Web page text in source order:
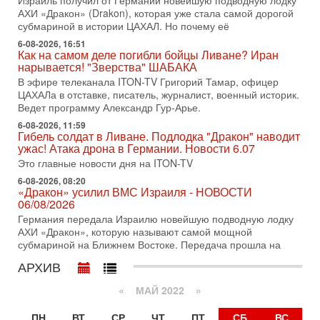
31-07-2026, 17:00
Тайны закрытых дверей: о чём на самом деле
молчат Трамп и Нетаньяху?
Недавний визит премьер-министра Израиля Биньямина
Нетаньяху в США и его встреча с Дональдом Трампом
оставили больше вопросов, чем ответов. Полная
31-07-2026, 15:18
Иран готовит покушение на Нетаниягу! Трамп не
хочет эскалации, но КСИР готовит взрыв!
В эфире телеканала ITON-TV СЕРГЕЙ МИГДАЛЬ, эксперт
по вопросам безопасности, офицер запаса
Международного управления полиции Израиля, автор
Битва за разоружение ХАМАСа - НОВОСТИ
31/07/2026
Сегодня президент США Дональд Трамп заявил о
достижении исторического соглашения о полном
разоружении ХАМАСа и других вооруженных группировок в
Иран доведет Трампа до крайних мер? Разбор и
оценка от военного обозревателя Давида Шарпа
Ситуация вокруг противостояния Ирана и США накаляется
с каждым днем. Почему Трамп в самый последний момент
АХИ «Дракон» (Drakon), которая уже стала самой дорогой
субмариной в истории ЦАХАЛ. Но почему её
6-08-2026, 16:51
Как на самом деле погибли бойцы Ливане? Иран
нарывается! "Зверства" ШАБАКА
В эфире телеканала ITON-TV Григорий Тамар, офицер
ЦАХАЛа в отставке, писатель, журналист, военный историк.
Ведет программу Александр Гур-Арье.
6-08-2026, 11:59
Гибель солдат в Ливане. Подлодка "Дракон" наводит
ужас! Атака дрона в Германии. Новости 6.07
Это главные новости дня на ITON-TV
6-08-2026, 08:20
«Дракон» усилил ВМС Израиля - НОВОСТИ
06/08/2026
Германия передала Израилю новейшую подводную лодку
АХИ «Дракон», которую называют самой мощной
субмариной на Ближнем Востоке. Передача прошла на
АРХИВ
« МАЙ 2022 »